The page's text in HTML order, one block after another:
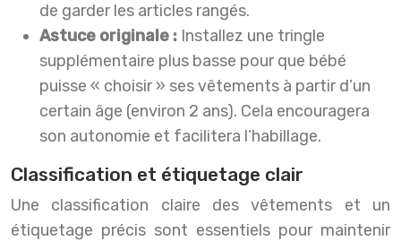
de garder les articles rangés.
Astuce originale : Installez une tringle
supplémentaire plus basse pour que bébé
puisse « choisir » ses vêtements à partir d’un
certain âge (environ 2 ans). Cela encouragera
son autonomie et facilitera l’habillage.
Classification et étiquetage clair
Une classification claire des vêtements et un
étiquetage précis sont essentiels pour maintenir